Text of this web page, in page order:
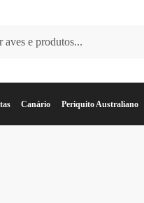
Canário Periquito Australiano